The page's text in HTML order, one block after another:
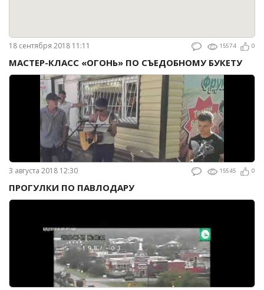
18 сентября 2018 11:11 15574 0
МАСТЕР-КЛАСС «ОГОНЬ» ПО СЪЕДОБНОМУ БУКЕТУ
3 августа 2018 12:30 15545 0
ПРОГУЛКИ ПО ПАВЛОДАРУ